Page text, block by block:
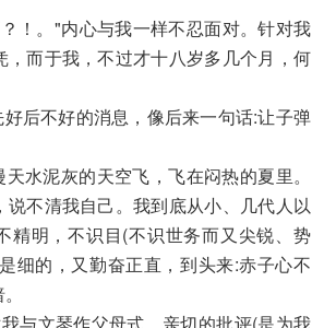
。"内心与我一样不忍面对。针对我
，而于我，不过才十八岁多几个月，何
后不好的消息，像后来一句话:让子弹
泥灰的天空飞，飞在闷热的夏里。
说不清我自己。我到底从小、几代人以
精明，不识目(不识世务而又尖锐、势
细的，又勤奋正直，到头来:赤子心不